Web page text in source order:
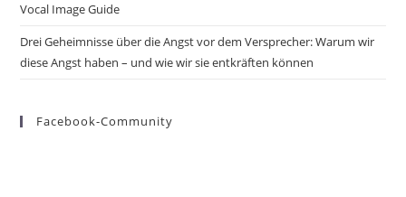
Vocal Image Guide
Drei Geheimnisse über die Angst vor dem Versprecher: Warum wir
diese Angst haben – und wie wir sie entkräften können
Facebook-Community